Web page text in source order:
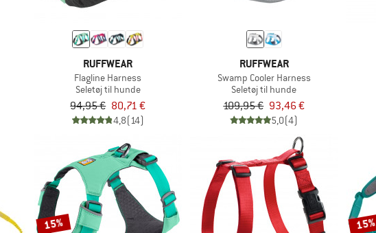
RUFFWEAR
Flagline Harness
Seletøj til hunde
94,95 € 80,71 €
4,8(14)
RUFFWEAR
Swamp Cooler Harness
Seletøj til hunde
109,95 € 93,46 €
5,0(4)
15% 15%